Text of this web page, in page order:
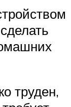
труден,